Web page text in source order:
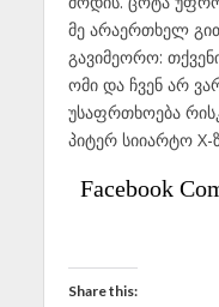
მე არაერთხელ
გავიმეორო:
ომი და ჩვენ არ
უსაფრთხოება
პიტერ სიიარტო X-
Facebook
Share this: